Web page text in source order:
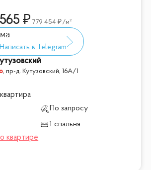
779 454 /м²
,пр-д. Кутузовский, 16А/1
По запросу
1 спальня